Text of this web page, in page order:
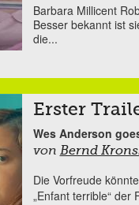
Barbara Millicent
Besser bekannt ist
die...
Erster
Wes Anderson
von Bernd
Die Vorfreude
„Enfant terrible“ der